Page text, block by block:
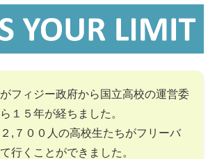
フィジー政府から国立高校の運営委
１５年が経ちました。
,７００人の高校生たちがフリーバ
行くことができました。